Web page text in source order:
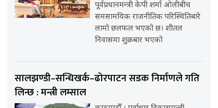
पूर्वप्रधानमन्त्री केपी शर्मा ओलीबीच
समसामयिक राजनीतिक परिस्थितिबारे
लामो छलफल भएको छ। शीतल
निवासमा शुक्रबार भएको
सालझण्डी–सन्धिखर्क–ढोरपाटन सडक निर्माणले गति
लिन्छ : मन्त्री लम्साल